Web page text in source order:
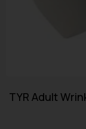
TYR Adult